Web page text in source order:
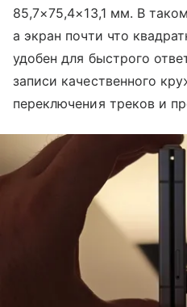
85,7×75,4×13,1 мм. В
а экран почти что
удобен для быстрого
записи качественного
переключения треков и